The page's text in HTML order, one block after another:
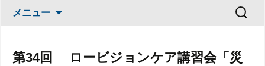
メニュー
検
索:
第34回 ロービジョンケア講習会「災